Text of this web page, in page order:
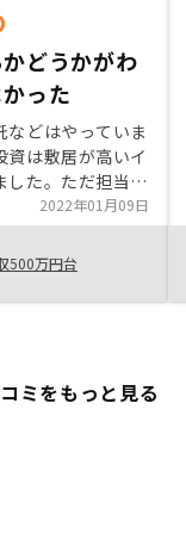
どうかがわ
った
などはやっていま
資は敷居が高いイ
した。ただ担当者
に説明を受けて、
クの部分がよくわ
るかどうかがわか
2022年01月09日
500万円台
ミをもっと見る